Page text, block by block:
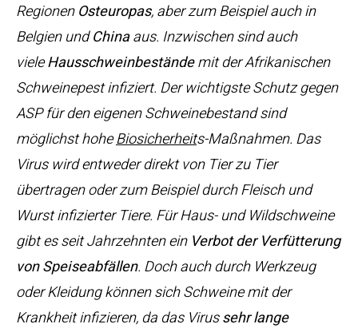
RegionenOsteuropas, aber zum Beispiel auch in
Belgien undChinaaus. Inzwischen sind auch
vieleHausschweinbeständemit der Afrikanischen
Schweinepest infiziert. Der wichtigste Schutz gegen
ASP für den eigenen Schweinebestand sind
möglichst hoheBiosicherheits-Maßnahmen. Das
Virus wird entweder direkt von Tier zu Tier
übertragen oder zum Beispiel durch Fleisch und
Wurst infizierter Tiere. Für Haus- und Wildschweine
gibt es seit Jahrzehnten ein Verbot der Verfütterung
von Speiseabfällen. Doch auch durch Werkzeug
oder Kleidung können sich Schweine mit der
Krankheit infizieren, da das Virussehr lange